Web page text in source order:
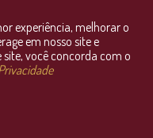
OnLine
experiência, melhorar o
em nosso site e
você concorda com o